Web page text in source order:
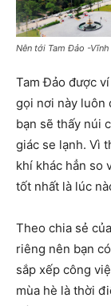
Nên tới Tam Đảo -
Tam Đảo được
gọi nơi này luôn
bạn sẽ thấy núi
giác se lạnh. Vì
khí khác hẳn so
tốt nhất là lúc
Theo chia sẻ
riêng nên bạn
sắp xếp công
mùa hè là thời